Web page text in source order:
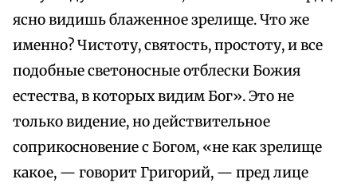
ясно видишь блаженное зрелище. Что же
именно? Чистоту, святость, простоту, и все
подобные светоносные отблески Божия
естества, в которых видим Бог». Это не
только видение, но действительное
соприкосновение с Богом, «не как зрелище
какое, — говорит Григорий, — пред лице